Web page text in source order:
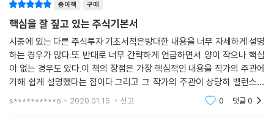
06 사업보고서로 기업 파악하기 ②_사업의 내용
07 사업보고서 파악하기 ③_재무에 관한 사항
08 사업보고서로 기업 파악하기 ④_임원 및 직원 등에 관한 사항
09 지표로 수익 내는 기업 찾기_꼼꼼한 지표 분석
종이책 구매
핵심을 잘 짚고 있는 주식기본서
시중에 있는 다른 주식투자 기초서적은방대한 내용을 너무 자세하게 설명
하는 경우가 많다.또 반대로 너무 간략하게 언급하면서 양이 작으나 핵심
이 없는 경우도 있다.이 책의 장점은 가장 핵심적인 내용을 작가의 주관에
기해 쉽게 설명했다는 점이다.그리고 그 작가의 주관이 상당히 밸런스가
있고 의미있는 내용이 많다.장황하지 않으면서도 핵심을 잘 짚고 있고,부
s**********o 2020.01.15. 신고 0 댓글0